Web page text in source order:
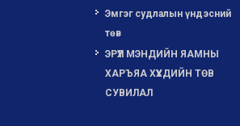
Эмгэг судлалын үндэсний
төв
ЭРҮҮЛ МЭНДИЙН ЯАМНЫ
ХАРЪЯА ХҮҮХДИЙН ТӨВ
СУВИЛАЛ